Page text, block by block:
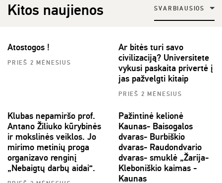
Kitos naujienos SVARBIAUSIOS
Atostogos !
PRIEŠ 2 MĖNESIUS
Ar bitės turi savo
civilizaciją? Universitete
vykusi paskaita privertė į
jas pažvelgti kitaip
PRIEŠ 2 MĖNESIUS
Klubas nepamiršo prof.
Antano Žiliuko kūrybinės
ir mokslinės veiklos. Jo
mirimo metinių proga
organizavo renginį
„Nebaigtų darbų aidai“.
Pažintinė kelionė
Kaunas- Baisogalos
dvaras- Burbiškio
dvaras- Raudondvario
dvaras- smuklė „Žarija-
Kleboniškio kaimas -
Kaunas